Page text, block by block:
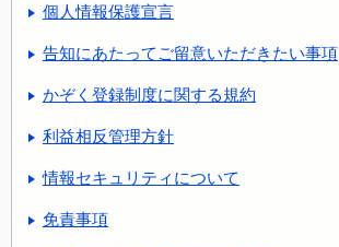
個人情報保護宣言
告知にあたってご留意いただきたい事項
かぞく登録制度に関する規約
利益相反管理方針
情報セキュリティについて
免責事項